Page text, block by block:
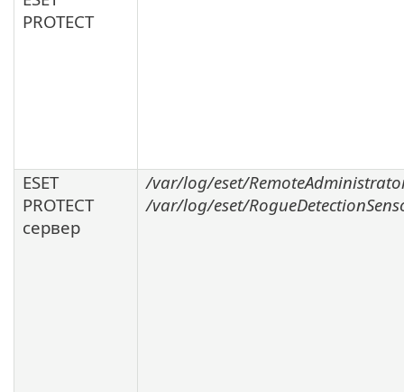
PROTECT
ESET
PROTECT
сервер
/var/log/eset/
/var/log/eset/